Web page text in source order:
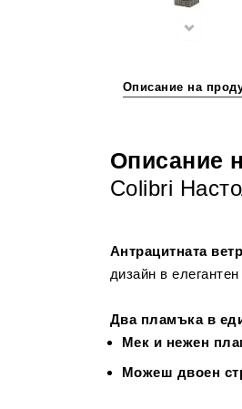
Описание на
Описание
Colibri
Антрацитната
дизайн в
Два пламъка в
Мек и нежен
Можеш двоен